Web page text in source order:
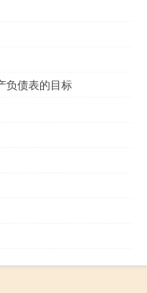
负债表的目标